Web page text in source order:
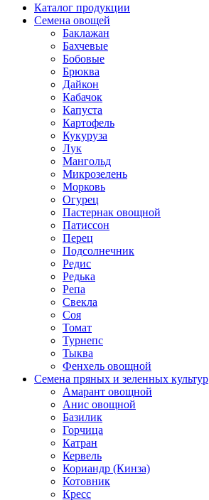
Каталог продукции
Семена овощей
Баклажан
Бахчевые
Бобовые
Брюква
Дайкон
Кабачок
Капуста
Картофель
Кукуруза
Лук
Мангольд
Микрозелень
Морковь
Огурец
Пастернак овощной
Патиссон
Перец
Подсолнечник
Редис
Редька
Репа
Свекла
Соя
Томат
Турнепс
Тыква
Фенхель овощной
Семена пряных и зеленных культур
Амарант овощной
Анис овощной
Базилик
Горчица
Катран
Кервель
Кориандр (Кинза)
Котовник
Кресс